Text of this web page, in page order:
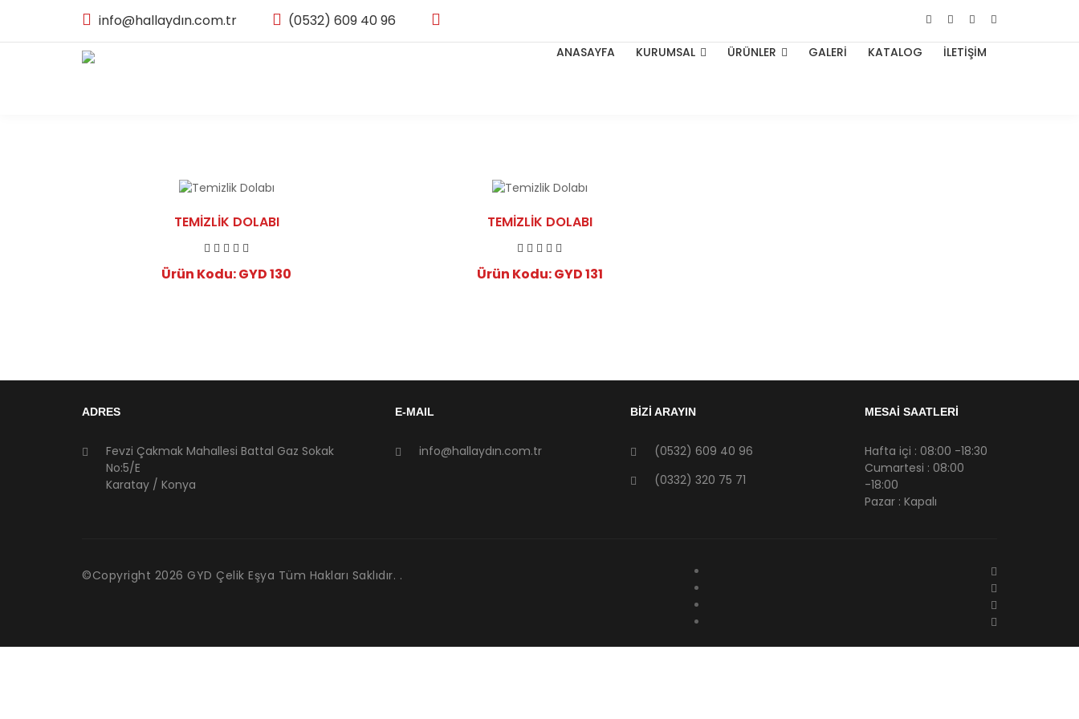
info@hallaydın.com.tr (0532) 609 40 96
ANASAYFA KURUMSAL ÜRÜNLER GALERİ KATALOG İLETİŞİM
TEMIZLIK DOLABI
Ürün Kodu: GYD 130
TEMIZLIK DOLABI
Ürün Kodu: GYD 131
ADRES
Fevzi Çakmak Mahallesi Battal Gaz Sokak
No:5/E
Karatay / Konya
E-MAIL
info@hallaydın.com.tr
BİZİ ARAYIN
(0532) 609 40 96
(0332) 320 75 71
MESAİ SAATLERİ
Hafta içi : 08:00 -18:30
Cumartesi : 08:00
-18:00
Pazar : Kapalı
©Copyright 2026 GYD Çelik Eşya Tüm Hakları Saklıdır. .